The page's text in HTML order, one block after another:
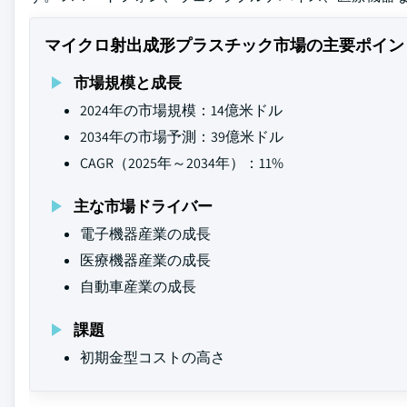
マイクロ射出成形プラスチック市場の主要ポイ
市場規模と成長
2024年の市場規模：14億米ドル
2034年の市場予測：39億米ドル
CAGR（2025年～2034年）：11%
主な市場ドライバー
電子機器産業の成長
医療機器産業の成長
自動車産業の成長
課題
初期金型コストの高さ